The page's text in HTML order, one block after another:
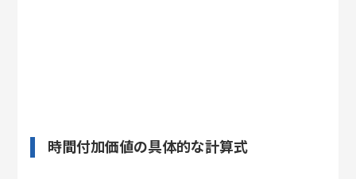
時間付加価値の具体的な計算式